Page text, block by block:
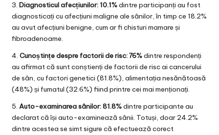
3. Diagnosticul afecțiunilor: 10.1%dintre participanți au fost
diagnosticați cu afecțiuni maligne ale sânilor, în timp ce 18.2%
au avut afecțiuni benigne, cum ar fi chisturi mamare și
fibroadenoame.
4. Cunoștințe despre factorii de risc: 76%dintre respondenți
au afirmat că sunt conștienți de factorii de risc ai cancerului
de sân, cu factori genetici (81.8%), alimentația nesănătoasă
(48%) și fumatul (32.6%) fiind printre cei mai menționați.
5. Auto-examinarea sânilor: 81.8%dintre participante au
declarat că își auto-examinează sânii. Totuși, doar 24.2%
dintre acestea se simt sigure că efectuează corect